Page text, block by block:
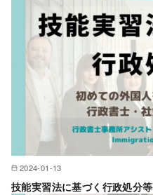
2024-01-13
技能実習法に基づく行政処分等